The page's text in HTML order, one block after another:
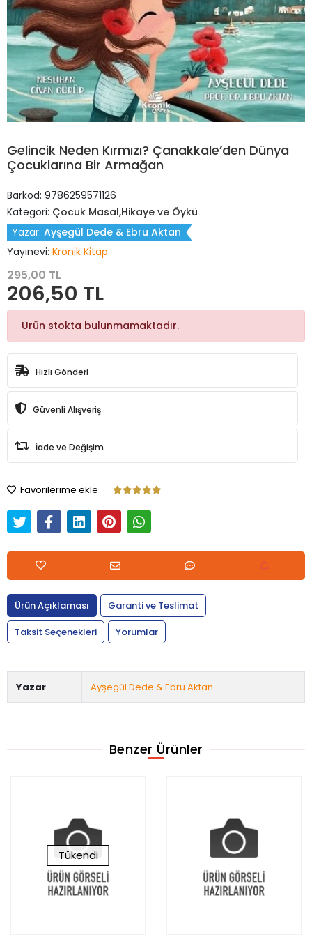
Gelincik Neden Kırmızı? Çanakkale’den Dünya
Çocuklarına Bir Armağan
Barkod: 9786259571126
Kategori: Çocuk Masal,Hikaye ve Öykü
Yazar: Ayşegül Dede & Ebru Aktan
Yayınevi: Kronik Kitap
295,00 TL
206,50 TL
Ürün stokta bulunmamaktadır.
Hızlı Gönderi
Güvenli Alışveriş
İade ve Değişim
Favorilerime ekle
Ürün Açıklaması
Garanti ve Teslimat
Taksit Seçenekleri
Yorumlar
Yazar Ayşegül Dede & Ebru Aktan
Benzer Ürünler
Tükendi